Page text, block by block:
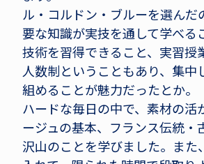
ル・コルドン・ブルーを選んだ
要な知識が実技を通して学べる
技術を習得できること、実習授
人数制ということもあり、集中
組めることが魅力だったとか。
ハードな毎日の中で、素材の活
ージュの基本、フランス伝統・
沢山のことを学びました。また